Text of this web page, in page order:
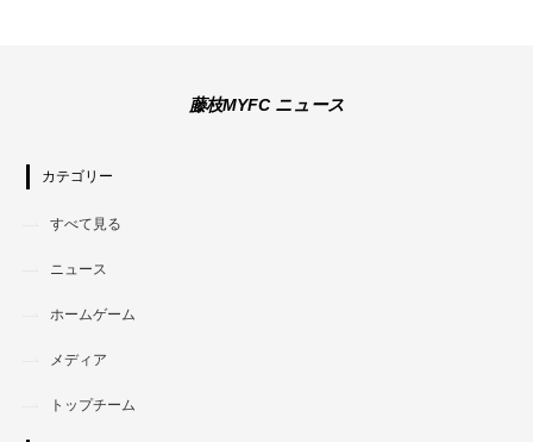
藤枝MYFC ニュース
カテゴリー
すべて見る
ニュース
ホームゲーム
メディア
トップチーム